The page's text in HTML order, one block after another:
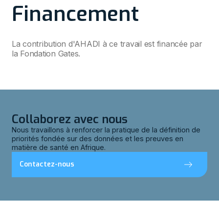
Financement
La contribution d'AHADI à ce travail est financée par
la Fondation Gates.
Collaborez avec nous
Nous travaillons à renforcer la pratique de la définition de
priorités fondée sur des données et les preuves en
matière de santé en Afrique.
Contactez-nous